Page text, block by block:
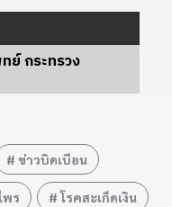
ย์ กระทรวง
ข่าวบิดเบือน
พร โรคสะเก็ดเงิน